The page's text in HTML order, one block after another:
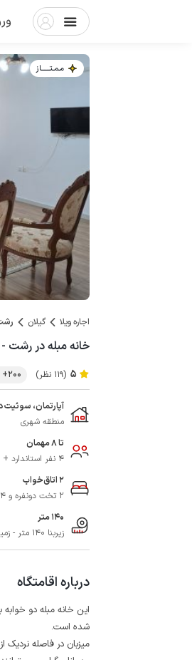
مـمـتــــــاز
اجاره ویلا گیلان
خانه مبله در رشت
5 (119 نظر) 200+ رزرو موفق
آپارتمان،
منطقه شهری
تا 8 مهمان
4 نفر استاندارد + 4 نفر اضافه
2 اتاق‌خواب
2 تخت دونفره و 4 دست رختخواب
140 متر
زیربنا 140 متر - زمین و محوطه 230 متر
درباره اقامتگاه
شده است.
میزبان در فاصله